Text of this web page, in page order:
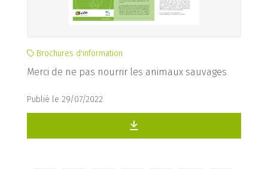
Brochures d'information
Merci de ne pas nourrir les animaux sauvages
Publié le 29/07/2022